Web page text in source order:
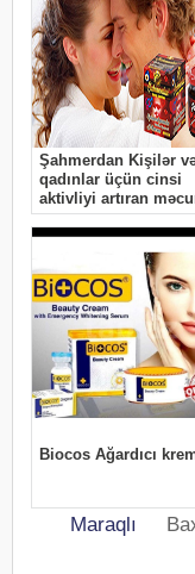
Maraqlı